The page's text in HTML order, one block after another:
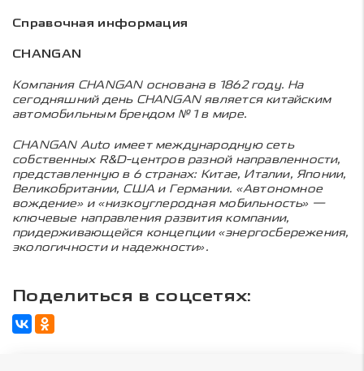
Справочная информация
CHANGAN
Компания CHANGAN основана в 1862 году. На
сегодняшний день CHANGAN является китайским
автомобильным брендом № 1 в мире.
CHANGAN Auto имеет международную сеть
собственных R&D-центров разной направленности,
представленную в 6 странах: Китае, Италии, Японии,
Великобритании, США и Германии. «Автономное
вождение» и «низкоуглеродная мобильность» —
ключевые направления развития компании,
придерживающейся концепции «энергосбережения,
экологичности и надежности».
Поделиться в соцсетях: